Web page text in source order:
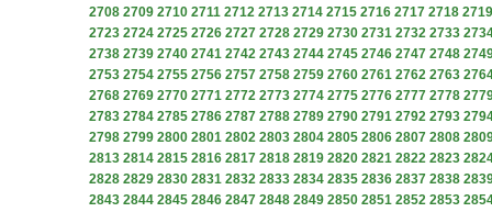
2708 2709 2710 2711 2712 2713 2714 2715 2716 2717 2718 2719
2723 2724 2725 2726 2727 2728 2729 2730 2731 2732 2733
2738 2739 2740 2741 2742 2743 2744 2745 2746 2747 2748
2753 2754 2755 2756 2757 2758 2759 2760 2761 2762 2763
2768 2769 2770 2771 2772 2773 2774 2775 2776 2777 2778
2783 2784 2785 2786 2787 2788 2789 2790 2791 2792 2793
2798 2799 2800 2801 2802 2803 2804 2805 2806 2807 2808
2813 2814 2815 2816 2817 2818 2819 2820 2821 2822 2823
2828 2829 2830 2831 2832 2833 2834 2835 2836 2837 2838
2843 2844 2845 2846 2847 2848 2849 2850 2851 2852 2853